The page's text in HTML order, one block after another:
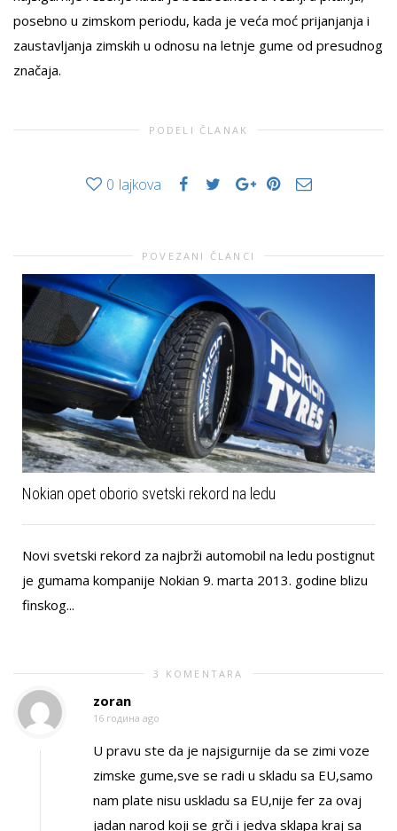
posebno u zimskom periodu, kada je veća moć prijanjanja i
zaustavljanja zimskih u odnosu na letnje gume od presudnog
značaja.
PODELI ČLANAK
0 lajkova
POVEZANI ČLANCI
Nokian opet oborio svetski rekord na ledu
Novi svetski rekord za najbrži automobil na ledu postignut
je gumama kompanije Nokian 9. marta 2013. godine blizu
finskog...
3 KOMENTARA
zoran
16 година ago
U pravu ste da je najsigurnije da se zimi voze
zimske gume,sve se radi u skladu sa EU,samo
nam plate nisu uskladu sa EU,nije fer za ovaj
jadan narod koji se grči i jedva sklapa kraj sa